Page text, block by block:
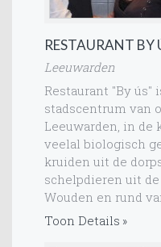
RESTAURANT BY
Leeuwarden
Restaurant "By ús"
stadscentrum van
Leeuwarden, in de
veelal biologisch
kruiden uit de
schelpdieren uit
Wouden en rund
Toon Details